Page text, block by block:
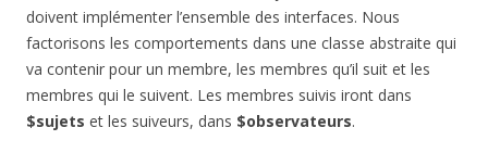
doivent implémenter l’ensemble des interfaces. Nous
factorisons les comportements dans une classe abstraite qui
va contenir pour un membre, les membres qu’il suit et les
membres qui le suivent. Les membres suivis iront dans
$sujets et les suiveurs, dans $observateurs.